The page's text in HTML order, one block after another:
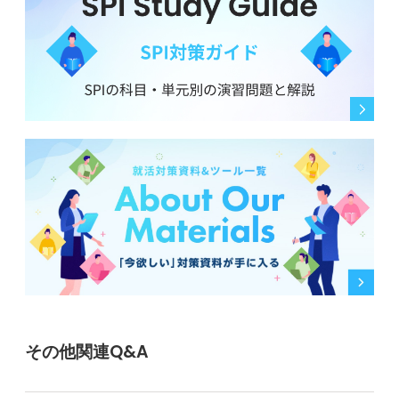
その他関連Q&A